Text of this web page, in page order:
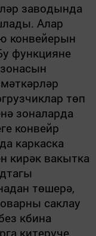
заводында
Алар
конвейерын
функцияне
төп
зоналарда
конвейр
каркаска
кирәк вакытка
төшерә,
саклау
кбина
китерүче